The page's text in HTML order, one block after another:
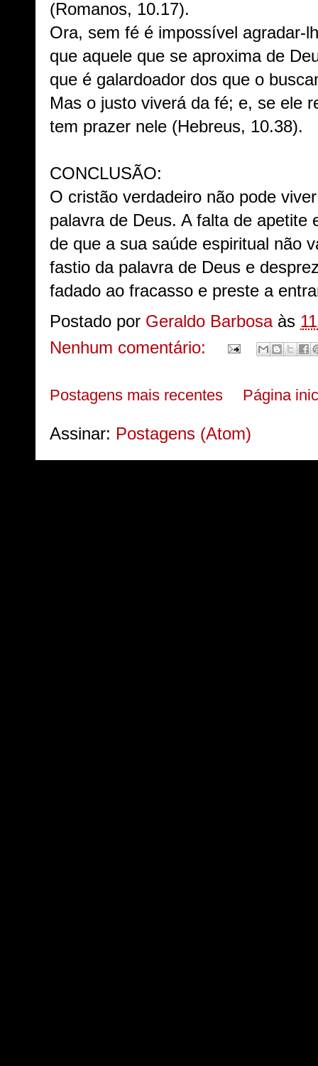
(Romanos, 10.17).
Ora, sem fé é impossível agradar-
que aquele que se aproxima de
que é galardoador dos que o
Mas o justo viverá da fé; e, se ele
tem prazer nele (Hebreus, 10.38).
CONCLUSÃO:
O cristão verdadeiro não pode
palavra de Deus. A falta de apetite
de que a sua saúde espiritual não
fastio da palavra de Deus e
fadado ao fracasso e preste a
Postado por Geraldo Barbosa às
Nenhum comentário:
Postagens mais recentes Página
Assinar: Postagens (Atom)